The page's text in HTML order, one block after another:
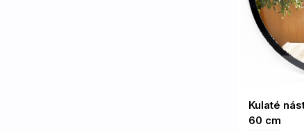
Kulaté
60 cm